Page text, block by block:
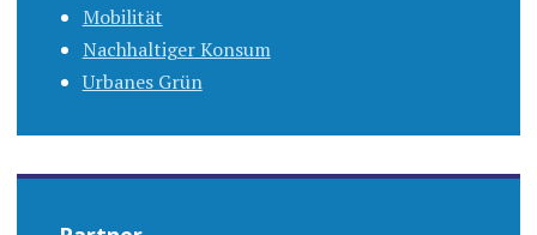
Mobilität
Nachhaltiger Konsum
Urbanes Grün